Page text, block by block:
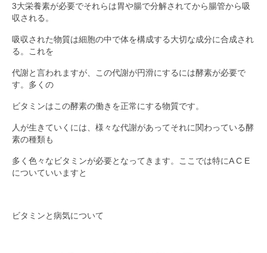
3大栄養素が必要でそれらは胃や腸で分解されてから腸管から吸
収される。
吸収された物質は細胞の中で体を構成する大切な成分に合成され
る。これを
代謝と言われますが、この代謝が円滑にするには酵素が必要で
す。多くの
ビタミンはこの酵素の働きを正常にする物質です。
人が生きていくには、様々な代謝があってそれに関わっている酵
素の種類も
多く色々なビタミンが必要となってきます。ここでは特にA C E
についていいますと
ビタミンと病気について